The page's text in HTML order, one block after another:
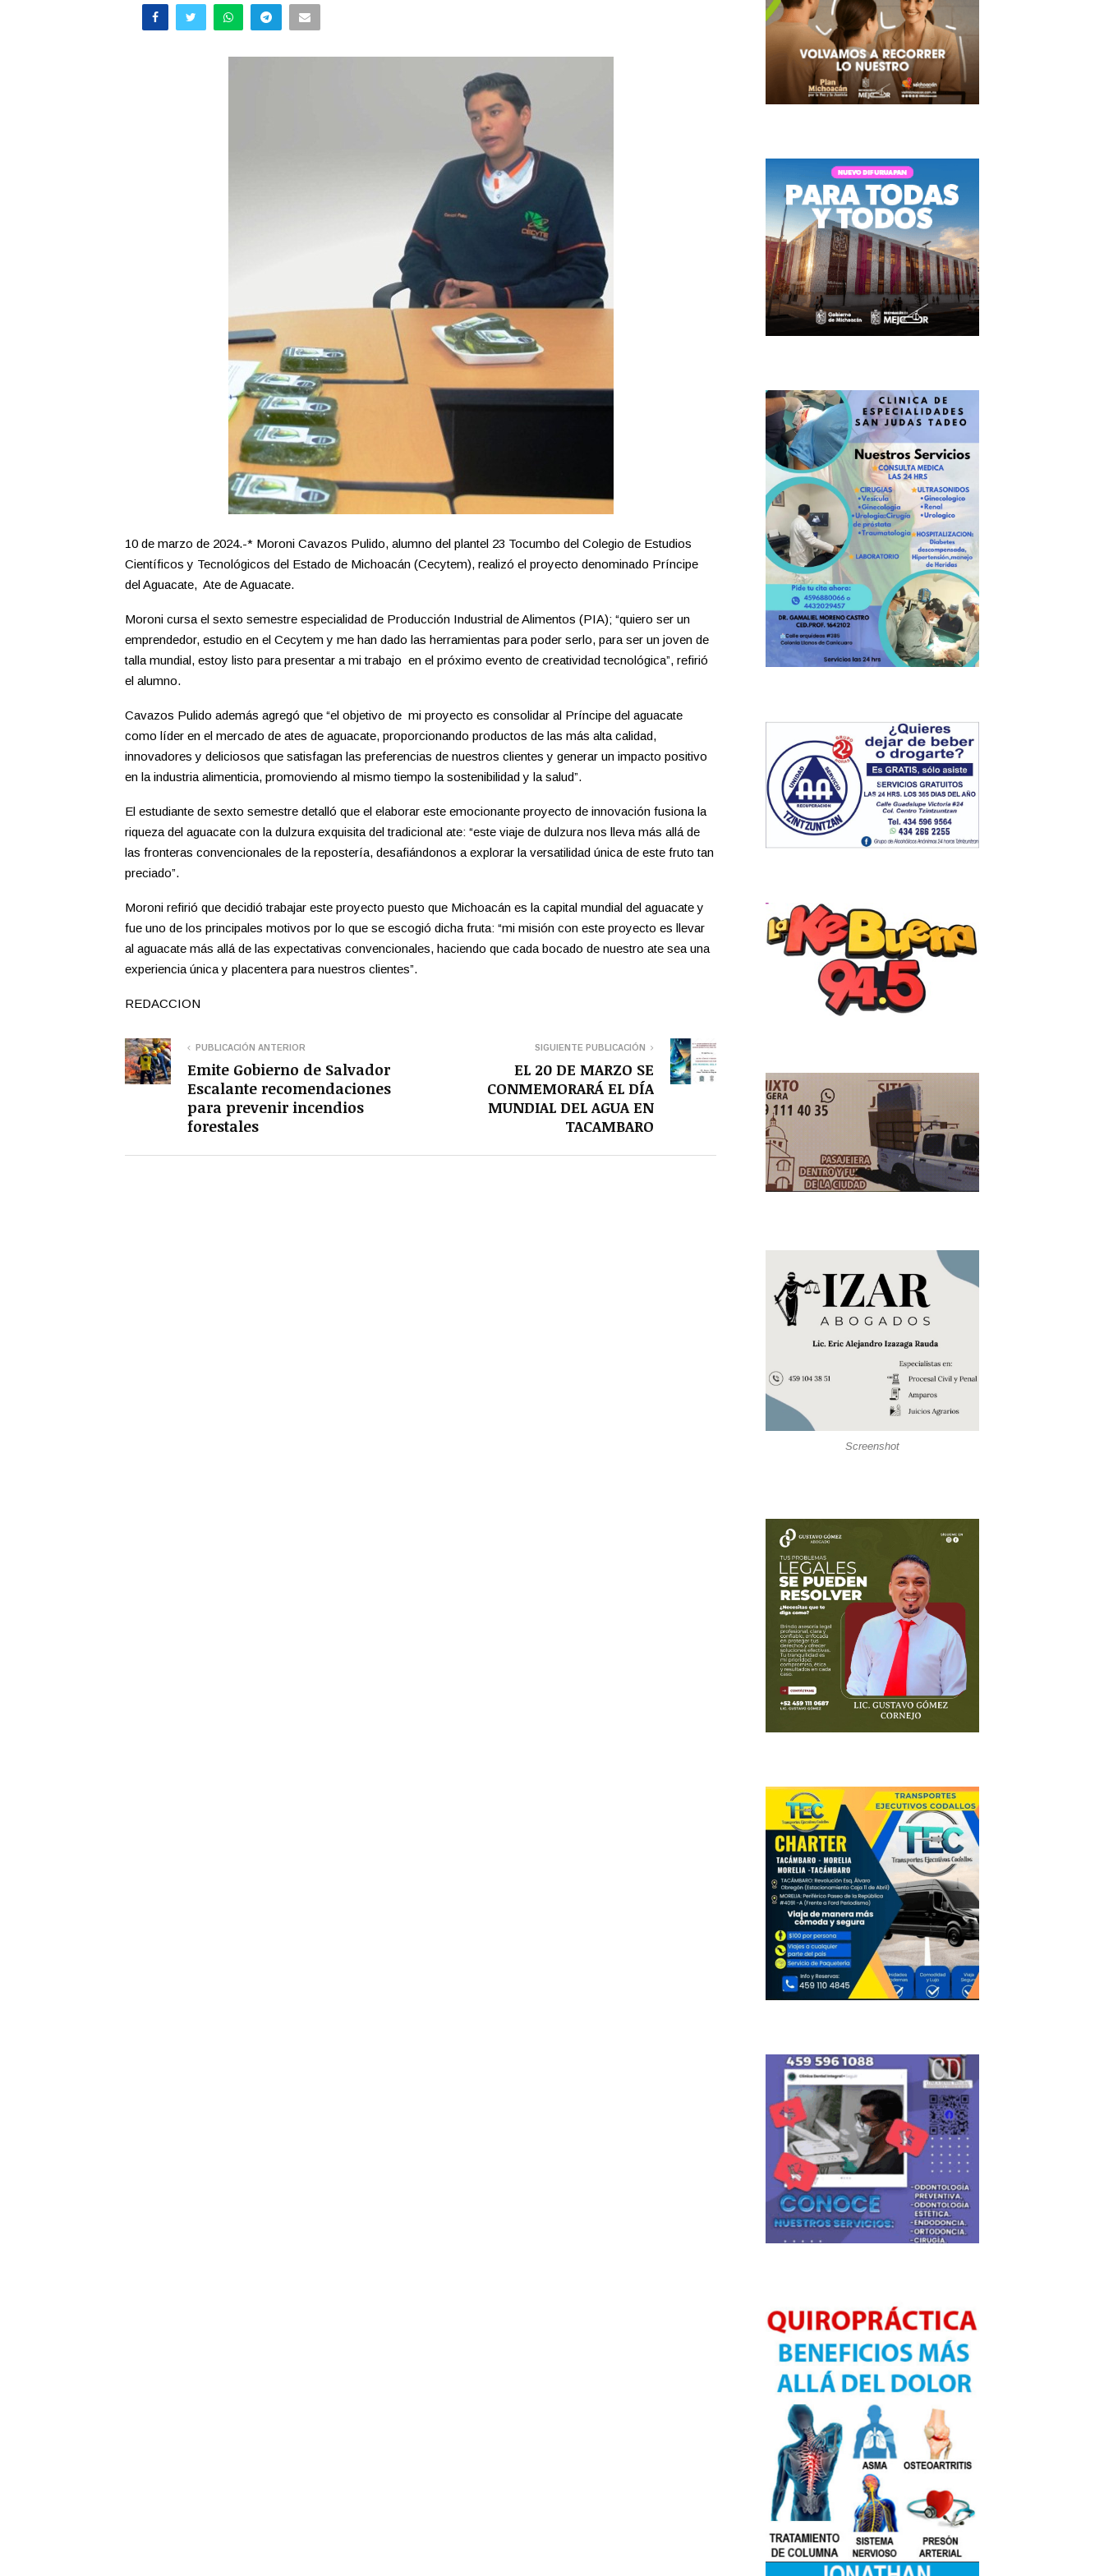
10 de marzo de 2024.-* Moroni Cavazos Pulido, alumno del plantel 23 Tocumbo del Colegio de Estudios
Científicos y Tecnológicos del Estado de Michoacán (Cecytem), realizó el proyecto denominado Príncipe
del Aguacate, Ate de Aguacate.
Moroni cursa el sexto semestre especialidad de Producción Industrial de Alimentos (PIA); “quiero ser un
emprendedor, estudio en el Cecytem y me han dado las herramientas para poder serlo, para ser un joven de
talla mundial, estoy listo para presentar a mi trabajo en el próximo evento de creatividad tecnológica”, refirió
el alumno.
Cavazos Pulido además agregó que “el objetivo de mi proyecto es consolidar al Príncipe del aguacate
como líder en el mercado de ates de aguacate, proporcionando productos de las más alta calidad,
innovadores y deliciosos que satisfagan las preferencias de nuestros clientes y generar un impacto positivo
en la industria alimenticia, promoviendo al mismo tiempo la sostenibilidad y la salud”.
El estudiante de sexto semestre detalló que el elaborar este emocionante proyecto de innovación fusiona la
riqueza del aguacate con la dulzura exquisita del tradicional ate: “este viaje de dulzura nos lleva más allá de
las fronteras convencionales de la repostería, desafiándonos a explorar la versatilidad única de este fruto tan
preciado”.
Moroni refirió que decidió trabajar este proyecto puesto que Michoacán es la capital mundial del aguacate y
fue uno de los principales motivos por lo que se escogió dicha fruta: “mi misión con este proyecto es llevar
al aguacate más allá de las expectativas convencionales, haciendo que cada bocado de nuestro ate sea una
experiencia única y placentera para nuestros clientes”.
REDACCION
PUBLICACIÓN ANTERIOR
Emite Gobierno de Salvador
Escalante recomendaciones
para prevenir incendios
forestales
SIGUIENTE PUBLICACIÓN
EL 20 DE MARZO SE
CONMEMORARÁ EL DÍA
MUNDIAL DEL AGUA EN
TACAMBARO
Screenshot